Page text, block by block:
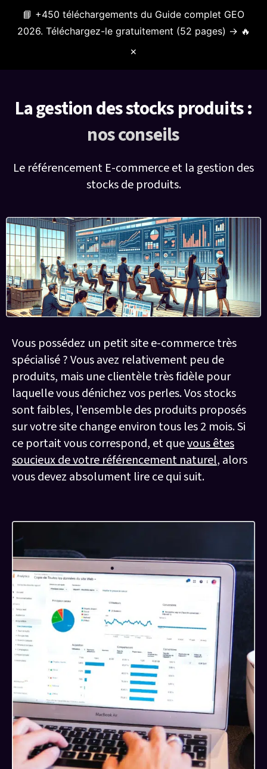
📘 +450 téléchargements du Guide complet GEO
2026. Téléchargez-le gratuitement (52 pages) → 🔥
✕
Menu
La gestion des stocks produits :
nos conseils
Le référencement E-commerce et la gestion des
stocks de produits.
Vous possédez un petit site e-commerce très
spécialisé ? Vous avez relativement peu de
produits, mais une clientèle très fidèle pour
laquelle vous dénichez vos perles. Vos stocks
sont faibles, l’ensemble des produits proposés
sur votre site change environ tous les 2 mois. Si
ce portait vous correspond, et quevous êtes
soucieux de votre référencement naturel, alors
vous devez absolument lire ce qui suit.